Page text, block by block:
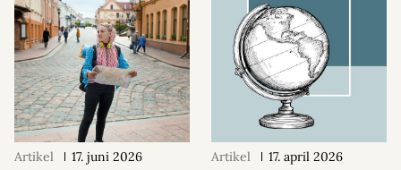
Artikel 17. juni 2026 Artikel 17. april 2026